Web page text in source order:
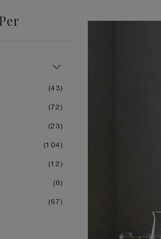
43
72
23
104
12
6
67